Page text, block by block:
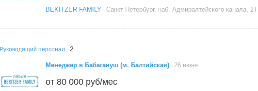
BEKITZER FAMILY Санкт-Петербург, наб. Адмиралтейского канала, 2Т
Руководящий персонал 2
Менеджер в Бабагануш (м. Балтийская) 26 июня
от 80 000 руб/мес